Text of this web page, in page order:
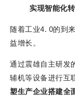
实现智能化
随着工业4. 0的到
益增长。
通过震雄自主研发
辅机等设备进行互
塑生产企业搭建全